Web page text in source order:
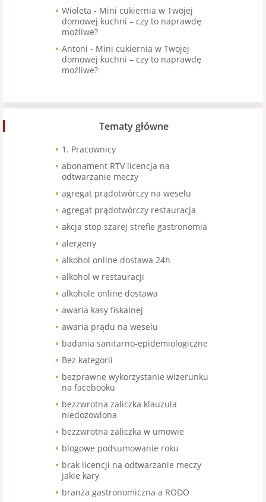
Wioleta - Mini cukiernia w Twojej
domowej kuchni – czy to naprawdę
możliwe?
Antoni - Mini cukiernia w Twojej
domowej kuchni – czy to naprawdę
możliwe?
Tematy główne
1. Pracownicy
abonament RTV licencja na
odtwarzanie meczy
agregat prądotwórczy na weselu
agregat prądotwórczy restauracja
akcja stop szarej strefie gastronomia
alergeny
alkohol online dostawa 24h
alkohol w restauracji
alkohole online dostawa
awaria kasy fiskalnej
awaria prądu na weselu
badania sanitarno-epidemiologiczne
Bez kategorii
bezprawne wykorzystanie wizerunku
na facebooku
bezzwrotna zaliczka klauzula
niedozowlona
bezzwrotna zaliczka w umowie
blogowe podsumowanie roku
brak licencji na odtwarzanie meczy
jakie kary
branża gastronomiczna a RODO